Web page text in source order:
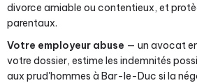
divorce amiable ou contentieux, et
parentaux.
Votre employeur abuse — un avocat
votre dossier, estime les indemnités
aux prud'hommes à Bar-le-Duc si la